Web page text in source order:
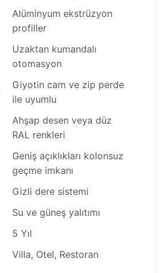
Alüminyum ekstrüzyon
profiller
Uzaktan kumandalı
otomasyon
Giyotin cam ve zip perde
ile uyumlu
Ahşap desen veya düz
RAL renkleri
Geniş açıklıkları kolonsuz
geçme imkanı
Gizli dere sistemi
Su ve güneş yalıtımı
5 Yıl
Villa, Otel, Restoran